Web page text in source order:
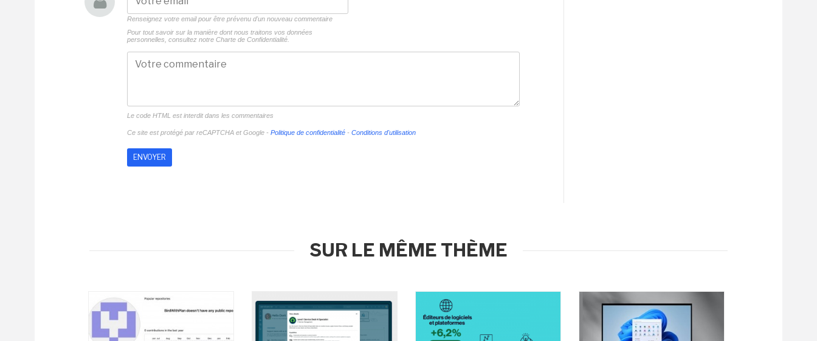
Renseignez votre email pour être prévenu d'un nouveau commentaire
Pour tout savoir sur la manière dont nous traitons vos données
personnelles, consultez notre Charte de Confidentialité.
Le code HTML est interdit dans les commentaires
Ce site est protégé par reCAPTCHA et Google - Politique de confidentialité - Conditions d'utilisation
SUR LE MÊME THÈME